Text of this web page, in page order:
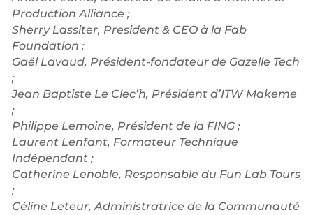
Production Alliance ;
Sherry Lassiter, President & CEO à la Fab
Foundation ;
Gaël Lavaud, Président-fondateur de Gazelle Tech
;
Jean Baptiste Le Clec’h, Président d’ITW Makeme
;
Philippe Lemoine, Président de la FING ;
Laurent Lenfant, Formateur Technique
Indépendant ;
Catherine Lenoble, Responsable du Fun Lab Tours
;
Céline Leteur, Administratrice de la Communauté